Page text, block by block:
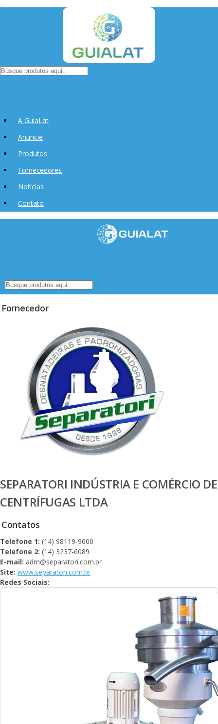
A GuiaLat
Anuncie
Produtos
Fornecedores
Notícias
Contato
Fornecedor
SEPARATORI INDÚSTRIA E COMÉRCIO DE
CENTRÍFUGAS LTDA
Contatos
Telefone 1: (14) 98119-9600
Telefone 2: (14) 3237-6089
E-mail: adm@separatori.com.br
Site: www.separatori.com.br
Redes Sociais: